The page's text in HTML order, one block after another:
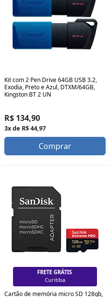
Kit com 2 Pen Drive 64GB USB 3.2,
Exodia, Preto e Azul, DTXM/64GB,
Kingston BT 2 UN
R$ 134,90
3x de R$ 44,97
Comprar
FRETE GRÁTIS
Curitiba
Cartão de memória micro SD 128gb,